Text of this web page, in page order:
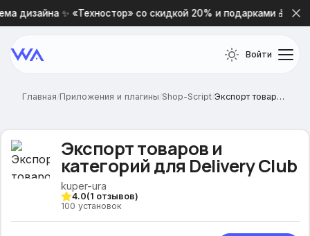
дизайна ✨ «Техностор» со скидкой 20% и подарками 🎁
Войти
Главная/Приложения и плагины/Shop-Script/ Экспорт товаров и категорий для Delivery Club
Экспорт товаров и
категорий для Delivery Club
kuper-ura
4.0(1 отзывов)
100 установок